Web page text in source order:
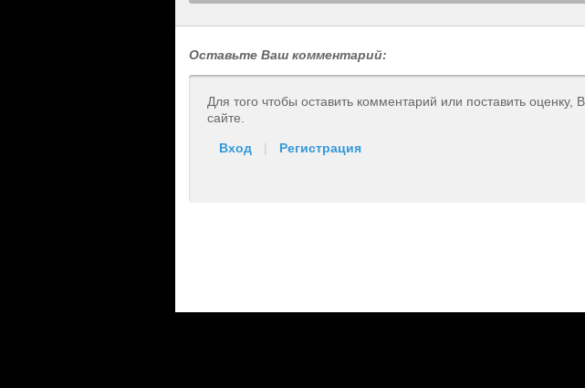
Оставьте Ваш комментарий:
Для того чтобы оставить комментарий или поставить
сайте.
Вход | Регистрация